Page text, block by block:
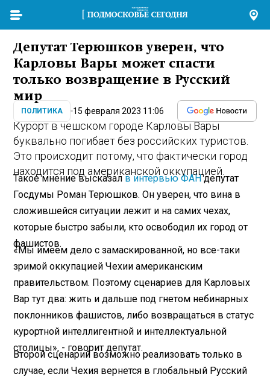
Депутат Терюшков уверен, что
Карловы Вары может спасти
только возвращение в Русский
мир
ПОЛИТИКА 15 февраля 2023 11:06
Курорт в чешском городе Карловы Вары
буквально погибает без российских туристов.
Это происходит потому, что фактически город
находится под американской оккупацией.
Такое мнение высказалв интервью ФАНдепутат
Госдумы Роман Терюшков. Он уверен, что вина в
сложившейся ситуации лежит и на самих чехах,
которые быстро забыли, кто освободил их город от
фашистов.
«Мы имеем дело с замаскированной, но все-таки
зримой оккупацией Чехии американским
правительством. Поэтому сценариев для Карловых
Вар тут два: жить и дальше под гнетом небинарных
поклонников фашистов, либо возвращаться в статус
курортной интеллигентной и интеллектуальной
столицы», - говорит депутат.
Второй сценарий возможно реализовать только в
случае, если Чехия вернется в глобальный Русский